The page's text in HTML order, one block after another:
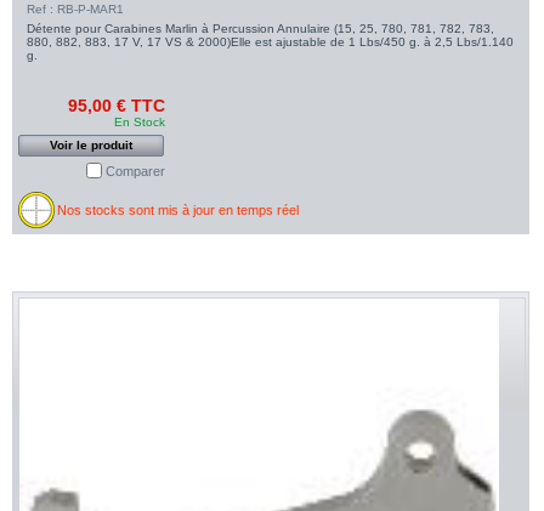
Ref : RB-P-MAR1
Détente pour Carabines Marlin à Percussion Annulaire (15, 25, 780, 781, 782, 783,
880, 882, 883, 17 V, 17 VS & 2000)Elle est ajustable de 1 Lbs/450 g. à 2,5 Lbs/1.140
g.
95,00 € TTC
En Stock
Voir le produit
Comparer
Nos stocks sont mis à jour en temps réel